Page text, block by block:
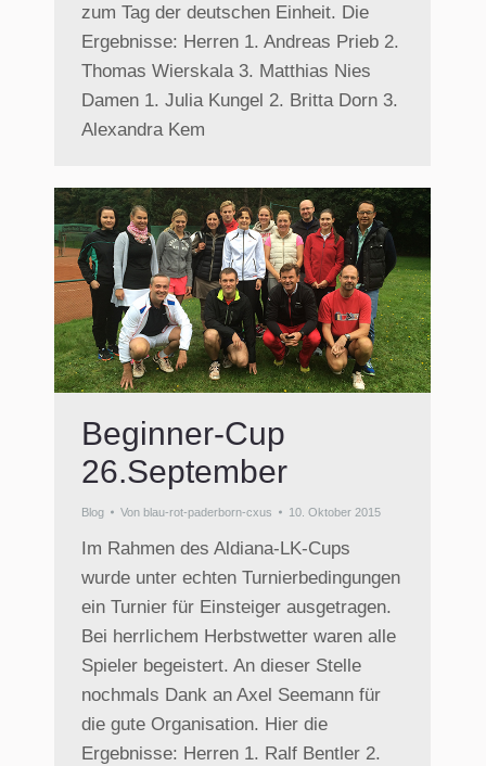
zum Tag der deutschen Einheit. Die
Ergebnisse: Herren 1. Andreas Prieb 2.
Thomas Wierskala 3. Matthias Nies
Damen 1. Julia Kungel 2. Britta Dorn 3.
Alexandra Kem
Beginner-Cup
26.September
Blog Von blau-rot-paderborn-cxus 10. Oktober 2015
Im Rahmen des Aldiana-LK-Cups
wurde unter echten Turnierbedingungen
ein Turnier für Einsteiger ausgetragen.
Bei herrlichem Herbstwetter waren alle
Spieler begeistert. An dieser Stelle
nochmals Dank an Axel Seemann für
die gute Organisation. Hier die
Ergebnisse: Herren 1. Ralf Bentler 2.